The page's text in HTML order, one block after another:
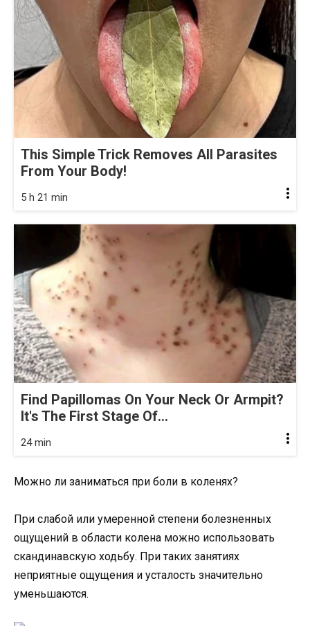
This Simple Trick Removes All Parasites
From Your Body!
5 h 21 min
Find Papillomas On Your Neck Or Armpit?
It's The First Stage Of...
24 min
Можно ли заниматься при боли в коленях?
При слабой или умеренной степени болезненных
ощущений в области колена можно использовать
скандинавскую ходьбу. При таких занятиях
неприятные ощущения и усталость значительно
уменьшаются.